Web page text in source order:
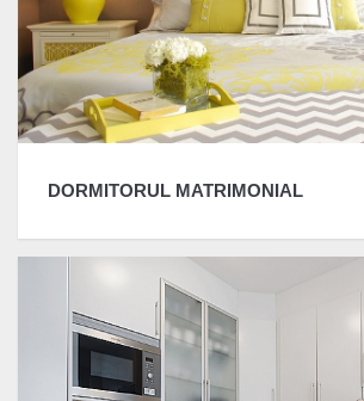
DORMITORUL MATRIMONIAL